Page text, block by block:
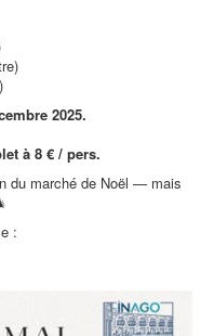
2025.
à 8 € / pers.
du marché de Noël — mais
: